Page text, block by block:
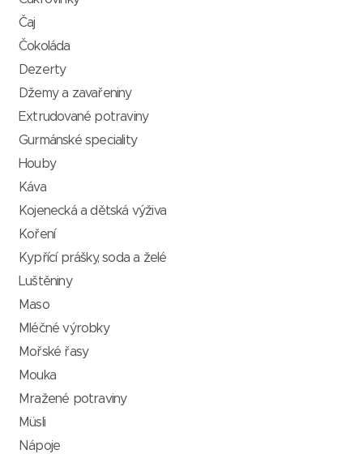
Čaj
Čokoláda
Dezerty
Džemy a zavařeniny
Extrudované potraviny
Gurmánské speciality
Houby
Káva
Kojenecká a dětská výživa
Koření
Kypřící prášky, soda a želé
Luštěniny
Maso
Mléčné výrobky
Mořské řasy
Mouka
Mražené potraviny
Müsli
Nápoje